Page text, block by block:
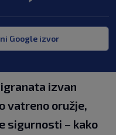
Google izvor
izvan
vatreno oružje,
sigurnosti – kako